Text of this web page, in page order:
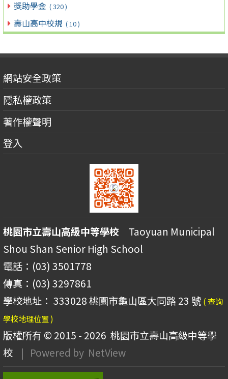
獎助學金 ( 320 )
壽山高中校規 ( 10 )
網站安全政策
隱私權政策
著作權聲明
登入
桃園市立壽山高級中等學校 Taoyuan Municipal
Shou Shan Senior High School
電話：(03) 3501778
傳真：(03) 3297861
學校地址： 333028 桃園市龜山區大同路 23 號 ( 查詢
學校地理位置 )
版權所有 © 2015 - 2026 桃園市立壽山高級中等學
校
| Powered by NetView